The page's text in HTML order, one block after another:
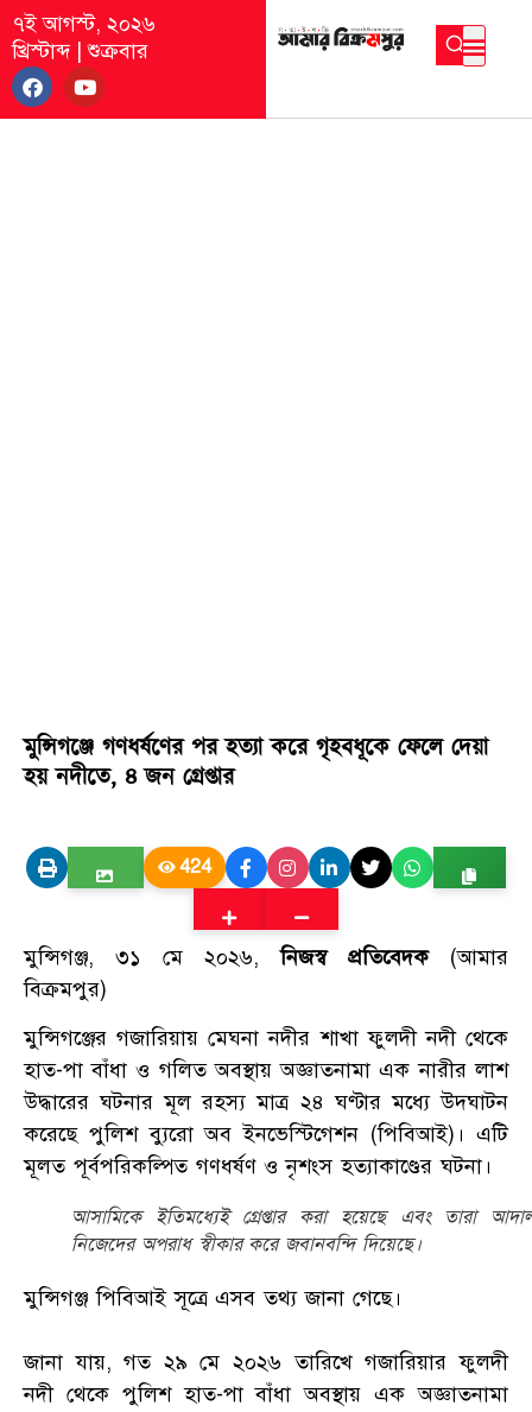
৭ই আগস্ট, ২০২৬
খ্রিস্টাব্দ|শুক্রবার
মুন্সিগঞ্জে গণধর্ষণের পর হত্যা করে গৃহবধূকে ফেলে দেয়া
হয় নদীতে, ৪ জন গ্রেপ্তার
424
মুন্সিগঞ্জ, ৩১ মে ২০২৬,নিজস্ব প্রতিবেদক(আমার
বিক্রমপুর)
মুন্সিগঞ্জের গজারিয়ায় মেঘনা নদীর শাখা ফুলদী নদী থেকে
হাত-পা বাঁধা ও গলিত অবস্থায় অজ্ঞাতনামা এক নারীর লাশ
উদ্ধারের ঘটনার মূল রহস্য মাত্র ২৪ ঘণ্টার মধ্যে উদ্ঘাটন
করেছে পুলিশ ব্যুরো অব ইনভেস্টিগেশন (পিবিআই)। এটি
মূলত পূর্বপরিকল্পিত গণধর্ষণ ও নৃশংস হত্যাকাণ্ডের ঘটনা।
আসামিকে ইতিমধ্যেই গ্রেপ্তার করা হয়েছে এবং তারা
নিজেদের অপরাধ স্বীকার করে জবানবন্দি দিয়েছে।
মুন্সিগঞ্জ পিবিআই সূত্রে এসব তথ্য জানা গেছে।
জানা যায়, গত ২৯ মে ২০২৬ তারিখে গজারিয়ার ফুলদী
নদী থেকে পুলিশ হাত-পা বাঁধা অবস্থায় এক অজ্ঞাতনামা